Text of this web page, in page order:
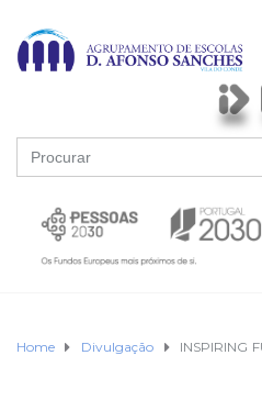
Search
for:
Home Divulgação INSPIRING